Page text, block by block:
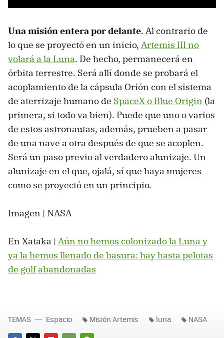
Una misión entera por delante. Al contrario de
lo que se proyectó en un inicio, Artemis III no
volará a la Luna. De hecho, permanecerá en
órbita terrestre. Será allí donde se probará el
acoplamiento de la cápsula Orión con el sistema
de aterrizaje humano de SpaceX o Blue Origin (la
primera, si todo va bien). Puede que uno o varios
de estos astronautas, además, prueben a pasar
de una nave a otra después de que se acoplen.
Será un paso previo al verdadero alunizaje. Un
alunizaje en el que, ojalá, sí que haya mujeres
como se proyectó en un principio.
Imagen | NASA
En Xataka | Aún no hemos colonizado la Luna y
ya la hemos llenado de basura: hay hasta pelotas
de golf abandonadas
TEMAS Espacio Misión Artemis luna NASA